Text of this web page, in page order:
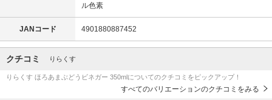
ル色素
JANコード 4901880887452
クチコミ りらくす
りらくす ほろあまぶどうビネガー 350mlについてのクチコミをピックアップ！
すべてのバリエーションのクチコミをみる